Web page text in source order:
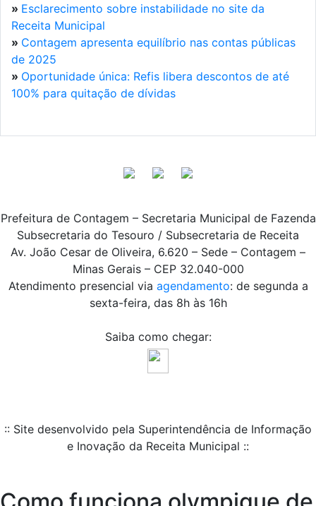
» Esclarecimento sobre instabilidade no site da
Receita Municipal
» Contagem apresenta equilíbrio nas contas públicas
de 2025
» Oportunidade única: Refis libera descontos de até
100% para quitação de dívidas
Prefeitura de Contagem – Secretaria Municipal de Fazenda
Subsecretaria do Tesouro / Subsecretaria de Receita
Av. João Cesar de Oliveira, 6.620 – Sede – Contagem –
Minas Gerais – CEP 32.040-000
Atendimento presencial via agendamento: de segunda a
sexta-feira, das 8h às 16h
Saiba como chegar:
:: Site desenvolvido pela Superintendência de Informação
e Inovação da Receita Municipal ::